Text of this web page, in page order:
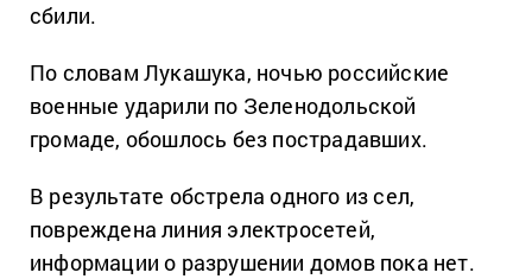
сбили.
По словам Лукашука, ночью российские
военные ударили по Зеленодольской
громаде, обошлось без пострадавших.
В результате обстрела одного из сел,
повреждена линия электросетей,
информации о разрушении домов пока нет.